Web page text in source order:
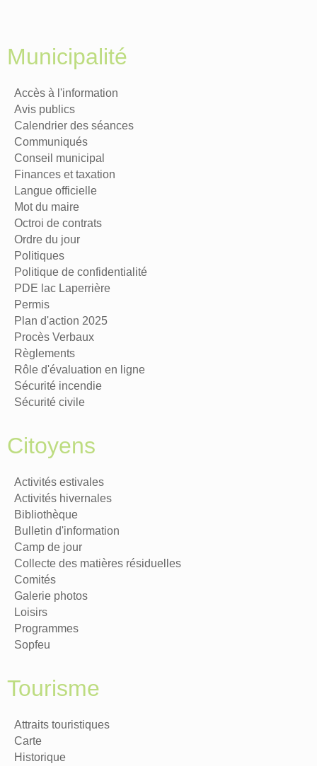
Municipalité
Accès à l'information
Avis publics
Calendrier des séances
Communiqués
Conseil municipal
Finances et taxation
Langue officielle
Mot du maire
Octroi de contrats
Ordre du jour
Politiques
Politique de confidentialité
PDE lac Laperrière
Permis
Plan d'action 2025
Procès Verbaux
Règlements
Rôle d'évaluation en ligne
Sécurité incendie
Sécurité civile
Citoyens
Activités estivales
Activités hivernales
Bibliothèque
Bulletin d'information
Camp de jour
Collecte des matières résiduelles
Comités
Galerie photos
Loisirs
Programmes
Sopfeu
Tourisme
Attraits touristiques
Carte
Historique